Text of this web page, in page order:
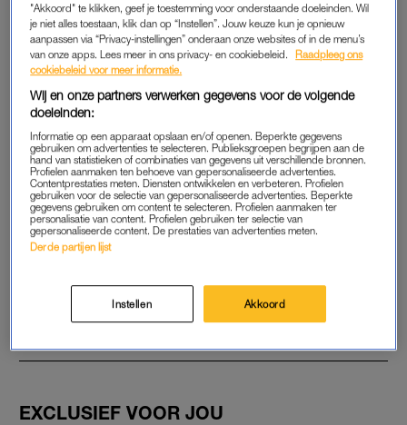
dan 41 verschillende Amerikaanse staten.
Lees ook
Judith (42) over de noodlanding tijdens haar ballonvaart: ‘Alles
ging mis’
MIST
Het evenement, dat jaarlijks tienduizenden toeschouwers trekt,
zou op zaterdag beginnen. Maar door dichte mist bleven veel
ballonnen aan de grond. Zondag gingen ze alsnog de lucht in
en dat leverde prachtige beelden op.
EXCLUSIEF VOOR JOU
"Akkoord" te klikken, geef je toestemming voor onderstaande doeleinden. Wil
je niet alles toestaan, klik dan op “Instellen”. Jouw keuze kun je opnieuw
aanpassen via “Privacy-instellingen” onderaan onze websites of in de menu’s
van onze apps. Lees meer in ons privacy- en cookiebeleid.
Raadpleeg ons
cookiebeleid voor meer informatie.
Wij en onze partners verwerken gegevens voor de volgende
doeleinden:
Informatie op een apparaat opslaan en/of openen. Beperkte gegevens
gebruiken om advertenties te selecteren. Publieksgroepen begrijpen aan de
hand van statistieken of combinaties van gegevens uit verschillende bronnen.
Profielen aanmaken ten behoeve van gepersonaliseerde advertenties.
Contentprestaties meten. Diensten ontwikkelen en verbeteren. Profielen
gebruiken voor de selectie van gepersonaliseerde advertenties. Beperkte
gegevens gebruiken om content te selecteren. Profielen aanmaken ter
personalisatie van content. Profielen gebruiken ter selectie van
gepersonaliseerde content. De prestaties van advertenties meten.
Derde partijen lijst
Instellen Akkoord